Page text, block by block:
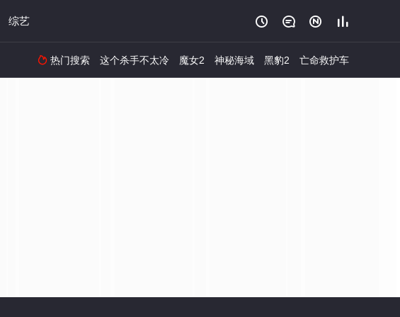
综艺    
 热门搜索 这个杀手不太冷 魔女2 神秘海域 黑豹2 亡命救护车